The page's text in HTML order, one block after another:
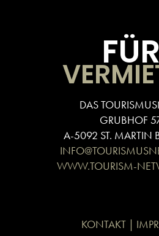
FÜR
DAS
GRUBHOF
A-5092 ST. MARTIN
WWW.TOURISM-
KONTAKT |